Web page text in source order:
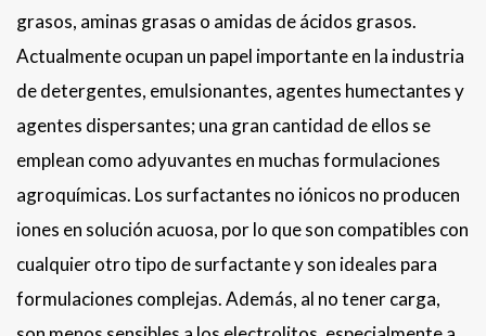
grasos, aminas grasas o amidas de ácidos grasos.
Actualmente ocupan un papel importante en la industria
de detergentes, emulsionantes, agentes humectantes y
agentes dispersantes; una gran cantidad de ellos se
emplean como adyuvantes en muchas formulaciones
agroquímicas. Los surfactantes no iónicos no producen
iones en solución acuosa, por lo que son compatibles con
cualquier otro tipo de surfactante y son ideales para
formulaciones complejas. Además, al no tener carga,